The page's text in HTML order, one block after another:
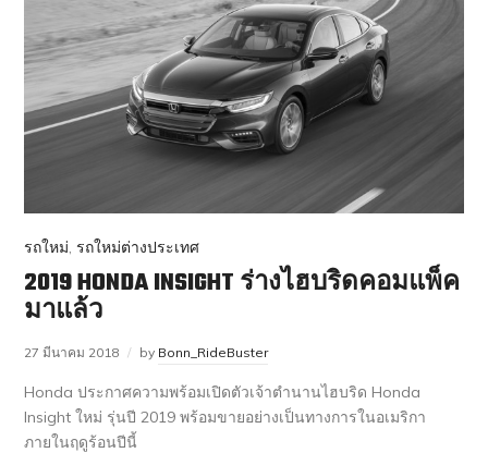
รถใหม่,รถใหม่ต่างประเทศ
2019 HONDA INSIGHT ร่างไฮบริดคอมแพ็ค
มาแล้ว
27 มีนาคม 2018 by Bonn_RideBuster
Honda ประกาศความพร้อมเปิดตัวเจ้าตำนานไฮบริด Honda
Insight ใหม่ รุ่นปี 2019 พร้อมขายอย่างเป็นทางการในอเมริกา
ภายในฤดูร้อนปีนี้